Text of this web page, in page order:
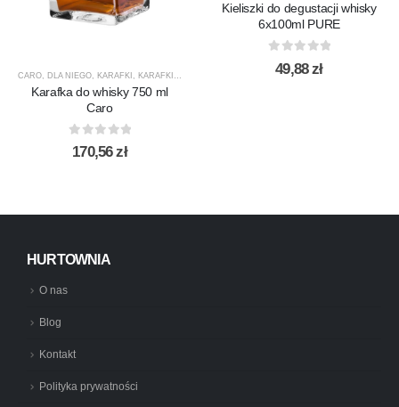
CARO, DLA NIEGO, KARAFKI , KARAFKI DO WHISKY KROSNO GLASS,PREZENTY
Karafka do whisky 750 ml
Caro
0out of 5
170,56zł
Kieliszki do degustacji whisky
6x100ml PURE
out of 5
49,88zł
HURTOWNIA
O nas
Blog
Kontakt
Polityka prywatności